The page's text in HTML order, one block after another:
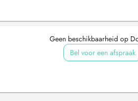
Geen beschikbaarheid op
Bel voor een afspraak